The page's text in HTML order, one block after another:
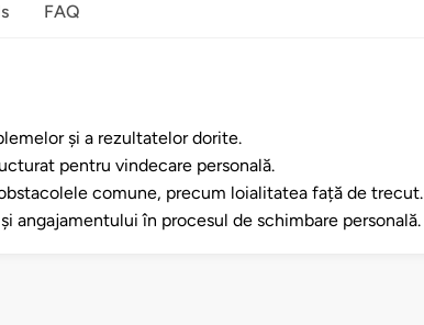
FAQ
și a rezultatelor dorite.
pentru vindecare personală.
comune, precum loialitatea față de trecut.
angajamentului în procesul de schimbare personală.